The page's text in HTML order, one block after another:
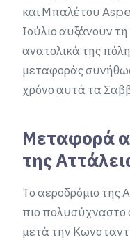
και Μπαλέτου
Ιούλιο αυξάνουν
ανατολικά της
μεταφοράς
χρόνο αυτά τα
Μεταφορά
της
Το αεροδρόμιο της
πιο πολυσύχναστο
μετά την